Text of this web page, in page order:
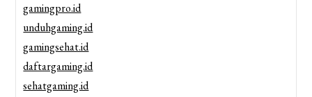
gamingpro.id
unduhgaming.id
gamingsehat.id
daftargaming.id
sehatgaming.id